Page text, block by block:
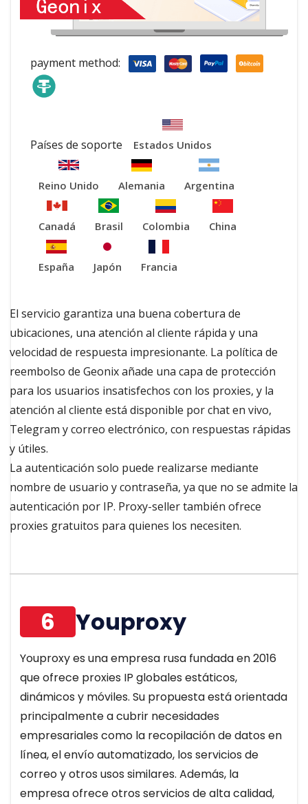
payment method:
Países de soporte Estados Unidos
Reino Unido Alemania Argentina
Canadá Brasil Colombia China
España Japón Francia
El servicio garantiza una buena cobertura de
ubicaciones, una atención al cliente rápida y una
velocidad de respuesta impresionante. La política de
reembolso de Geonix añade una capa de protección
para los usuarios insatisfechos con los proxies, y la
atención al cliente está disponible por chat en vivo,
Telegram y correo electrónico, con respuestas rápidas
y útiles.
La autenticación solo puede realizarse mediante
nombre de usuario y contraseña, ya que no se admite la
autenticación por IP. Proxy-seller también ofrece
proxies gratuitos para quienes los necesiten.
6 Youproxy
Youproxy es una empresa rusa fundada en 2016
que ofrece proxies IP globales estáticos,
dinámicos y móviles. Su propuesta está orientada
principalmente a cubrir necesidades
empresariales como la recopilación de datos en
línea, el envío automatizado, los servicios de
correo y otros usos similares. Además, la
empresa ofrece otros servicios de alta calidad,